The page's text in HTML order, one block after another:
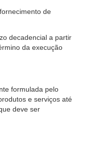
de
decadencial a partir
da execução
formulada pelo
e serviços até
deve ser